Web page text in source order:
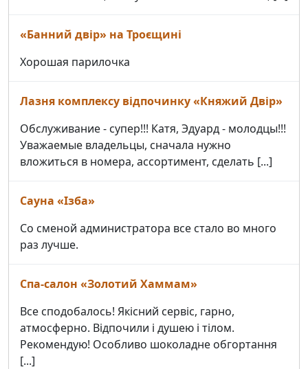
«Банний двір» на Троєщині
Хорошая парилочка
Лазня комплексу відпочинку «Княжий Двір»
Обслуживание - супер!!! Катя, Эдуард - молодцы!!!
Уважаемые владельцы, сначала нужно
вложиться в номера, ассортимент, сделать [...]
Сауна «Ізба»
Со сменой администратора все стало во много
раз лучше.
Спа-салон «Золотий Хаммам»
Все сподобалось! Якісний сервіс, гарно,
атмосферно. Відпочили і душею і тілом.
Рекомендую! Особливо шоколадне обгортання
[...]